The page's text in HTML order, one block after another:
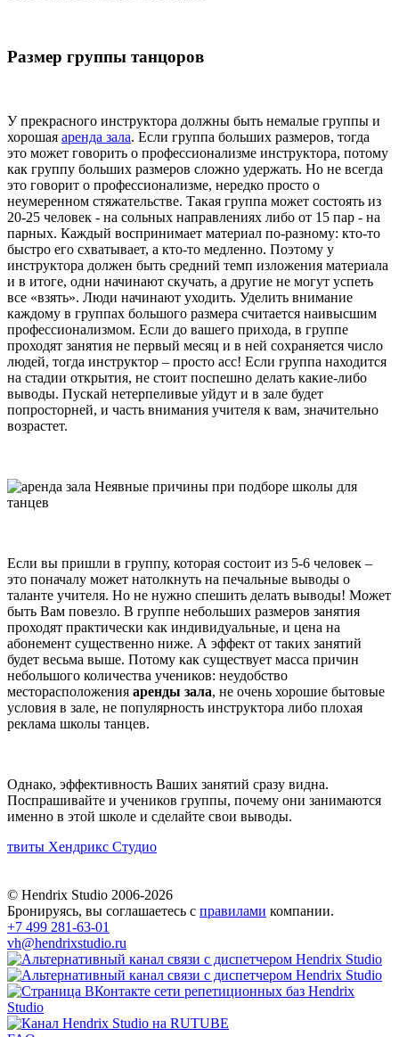
Размер группы танцоров
У прекрасного инструктора должны быть немалые группы и
хорошая аренда зала. Если группа больших размеров, тогда
это может говорить о профессионализме инструктора, потому
как группу больших размеров сложно удержать. Но не всегда
это говорит о профессионализме, нередко просто о
неумеренном стяжательстве. Такая группа может состоять из
20-25 человек - на сольных направлениях либо от 15 пар - на
парных. Каждый воспринимает материал по-разному: кто-то
быстро его схватывает, а кто-то медленно. Поэтому у
инструктора должен быть средний темп изложения материала
и в итоге, одни начинают скучать, а другие не могут успеть
все «взять». Люди начинают уходить. Уделить внимание
каждому в группах большого размера считается наивысшим
профессионализмом. Если до вашего прихода, в группе
проходят занятия не первый месяц и в ней сохраняется число
людей, тогда инструктор – просто асс! Если группа находится
на стадии открытия, не стоит поспешно делать какие-либо
выводы. Пускай нетерпеливые уйдут и в зале будет
попросторней, и часть внимания учителя к вам, значительно
возрастет.
Если вы пришли в группу, которая состоит из 5-6 человек –
это поначалу может натолкнуть на печальные выводы о
таланте учителя. Но не нужно спешить делать выводы! Может
быть Вам повезло. В группе небольших размеров занятия
проходят практически как индивидуальные, и цена на
абонемент существенно ниже. А эффект от таких занятий
будет весьма выше. Потому как существует масса причин
небольшого количества учеников: неудобство
месторасположения аренды зала, не очень хорошие бытовые
условия в зале, не популярность инструктора либо плохая
реклама школы танцев.
Однако, эффективность Ваших занятий сразу видна.
Поспрашивайте и учеников группы, почему они занимаются
именно в этой школе и сделайте свои выводы.
твиты Хендрикс Студио
© Hendrix Studio 2006-2026
Бронируясь, вы соглашаетесь с правилами компании.
+7 499 281-63-01
vh@hendrixstudio.ru